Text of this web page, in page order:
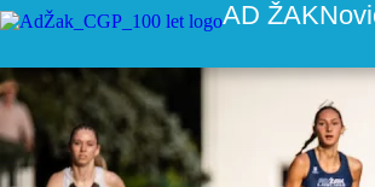
AD ŽAK
Ljubljanski ŽAK do obeh pokalov.